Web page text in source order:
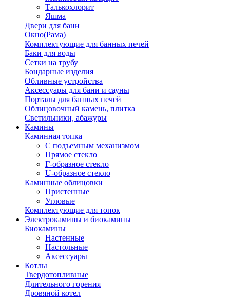
Талькохлорит
Яшма
Двери для бани
Окно(Рама)
Комплектующие для банных печей
Баки для воды
Сетки на трубу
Бондарные изделия
Обливные устройства
Аксессуары для бани и сауны
Порталы для банных печей
Облицовочный камень, плитка
Светильники, абажуры
Камины
Каминная топка
С подъемным механизмом
Прямое стекло
Г-образное стекло
U-образное стекло
Каминные облицовки
Пристенные
Угловые
Комплектующие для топок
Электрокамины и биокамины
Биокамины
Настенные
Настольные
Аксессуары
Котлы
Твердотопливные
Длительного горения
Дровяной котел